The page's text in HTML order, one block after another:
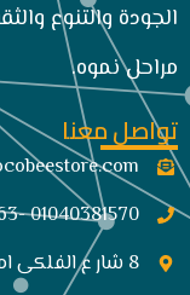
الجودة والتنوع
مراحل نموه.
تواصل معنا
01040381570 -034849663
8 شار ع الفلكى امام ادارة الجوازات محطة الرمل الاسكندرية